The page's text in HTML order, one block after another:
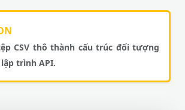
CSV thô thành cấu trúc đối tượng
lập trình API.